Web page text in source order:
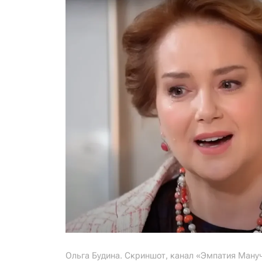
Ольга Будина. Скриншот, канал «Эмпатия